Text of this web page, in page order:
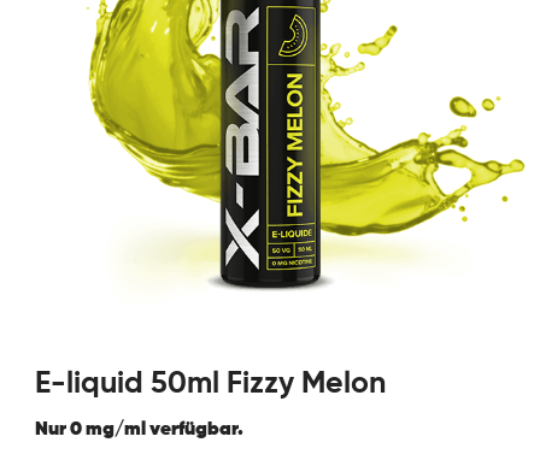
KONTAKTIERE UNS.
FAQ.
WERDEN SIE X-BAR-GROSSHÄNDLER
E-liquid 50ml Fizzy Melon
Nur 0 mg/ml verfügbar.